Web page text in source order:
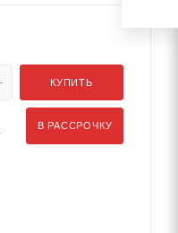
КУПИТЬ
В РАССРОЧКУ